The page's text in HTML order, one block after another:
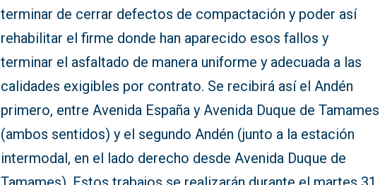
terminar de cerrar defectos de compactación y poder así
rehabilitar el firme donde han aparecido esos fallos y
terminar el asfaltado de manera uniforme y adecuada a las
calidades exigibles por contrato. Se recibirá así el Andén
primero, entre Avenida España y Avenida Duque de Tamames
(ambos sentidos) y el segundo Andén (junto a la estación
intermodal, en el lado derecho desde Avenida Duque de